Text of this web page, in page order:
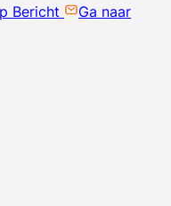
Bericht
Ga naar